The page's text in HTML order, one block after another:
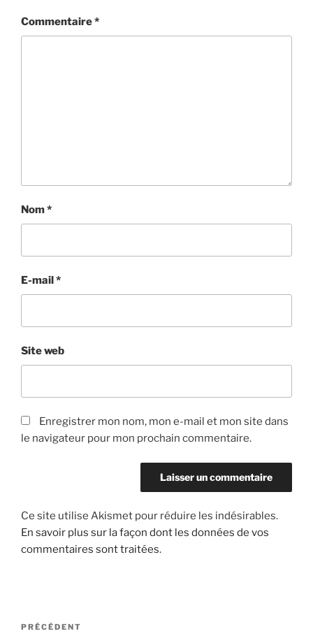
Commentaire*
Nom*
E-mail*
Site web
Enregistrer mon nom, mon e-mail et mon site dans
le navigateur pour mon prochain commentaire.
Ce site utilise Akismet pour réduire les indésirables.
En savoir plus sur la façon dont les données de vos
commentaires sont traitées.
Navigation
Article
PRÉCÉDENT